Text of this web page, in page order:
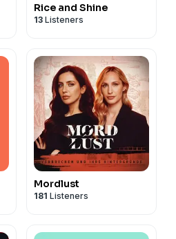
Rice and Shine
13 Listeners
Mordlust
181 Listeners